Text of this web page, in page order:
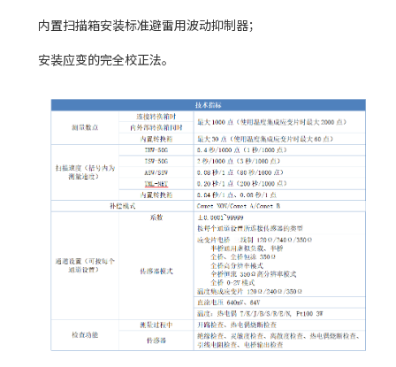
内置扫描箱安装标准避雷用波动抑制器；
安装应变的完全校正法。